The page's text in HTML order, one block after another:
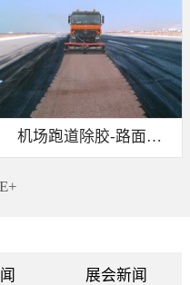
机场跑道除胶-路面标线清除
展会新闻